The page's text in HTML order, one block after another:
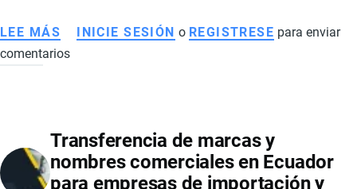
LEE MÁS SOBRE
CÓMO
EN
ECUADOR
Y
INICIE SESIÓN o REGISTRESE para enviar
comentarios
Transferencia de marcas y
nombres comerciales en Ecuador
para empresas de importación y